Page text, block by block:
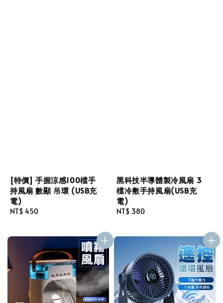
[特價] 手握涼感100檔手
持風扇 數顯 吊環 (USB充
電)
Regular
NT$ 450
黑科技半導體製冷風扇 3
檔冷敷手持風扇(USB充
電)
Regular
NT$ 380